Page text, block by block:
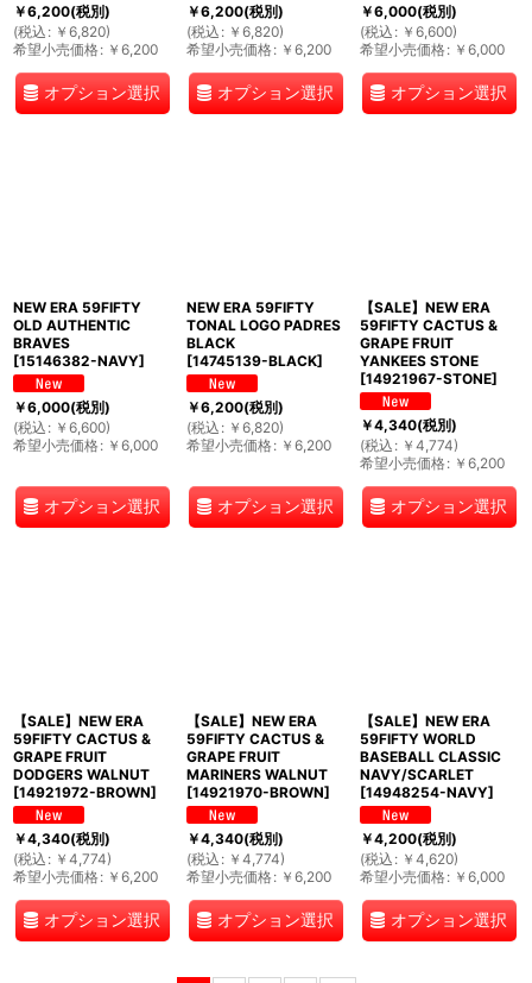
￥6,200(税別)
(税込 : ￥ 6,820)
希望小売価格: ￥ 6,200
オプション選択
￥6,200(税別)
(税込 : ￥ 6,820)
希望小売価格: ￥ 6,200
オプション選択
￥6,000(税別)
(税込 : ￥ 6,600)
希望小売価格: ￥ 6,000
オプション選択
NEW ERA 59FIFTY
OLD AUTHENTIC
BRAVES
[15146382-NAVY]
￥6,000(税別)
(税込 : ￥ 6,600)
希望小売価格: ￥ 6,000
オプション選択
NEW ERA 59FIFTY
TONAL LOGO PADRES
BLACK
[14745139-BLACK]
￥6,200(税別)
(税込 : ￥ 6,820)
希望小売価格: ￥ 6,200
オプション選択
【SALE】NEW ERA
59FIFTY CACTUS &
GRAPE FRUIT
YANKEES STONE
[14921967-STONE]
￥4,340(税別)
(税込 : ￥ 4,774)
希望小売価格: ￥ 6,200
オプション選択
【SALE】NEW ERA
59FIFTY CACTUS &
GRAPE FRUIT
DODGERS WALNUT
[14921972-BROWN]
￥4,340(税別)
(税込 : ￥ 4,774)
希望小売価格: ￥ 6,200
オプション選択
【SALE】NEW ERA
59FIFTY CACTUS &
GRAPE FRUIT
MARINERS WALNUT
[14921970-BROWN]
￥4,340(税別)
(税込 : ￥ 4,774)
希望小売価格: ￥ 6,200
オプション選択
【SALE】NEW ERA
59FIFTY WORLD
BASEBALL CLASSIC
NAVY/SCARLET
[14948254-NAVY]
￥4,200(税別)
(税込 : ￥ 4,620)
希望小売価格: ￥ 6,000
オプション選択